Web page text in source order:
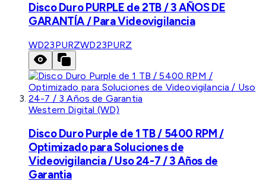
Disco Duro PURPLE de 2TB / 3 AÑOS DE
GARANTÍA / Para Videovigilancia
WD23PURZWD23PURZ
Western Digital (WD)
Disco Duro Purple de 1 TB / 5400 RPM /
Optimizado para Soluciones de
Videovigilancia / Uso 24-7 / 3 Años de
Garantia